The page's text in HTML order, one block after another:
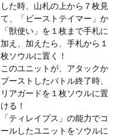
した時、山札の上から７枚見
て、「ビーストテイマー」か
「獣使い」を１枚まで手札に
加え、加えたら、手札から１
枚ソウルに置く！
このユニットが、アタックか
ブーストしたバトル終了時、
リアガードを１枚ソウルに置
ける！
「ティレイプス」の能力でコ
ールしたユニットをソウルに